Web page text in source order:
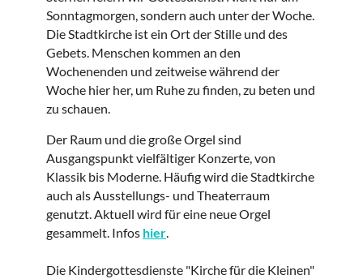
Sonntagmorgen, sondern auch unter der Woche.
Die Stadtkirche ist ein Ort der Stille und des
Gebets. Menschen kommen an den
Wochenenden und zeitweise während der
Woche hier her, um Ruhe zu finden, zu beten und
zu schauen.
Der Raum und die große Orgel sind
Ausgangspunkt vielfältiger Konzerte, von
Klassik bis Moderne. Häufig wird die Stadtkirche
auch als Ausstellungs- und Theaterraum
genutzt. Aktuell wird für eine neue Orgel
gesammelt. Infos hier
Die Kindergottesdienste "Kirche für die Kleinen"